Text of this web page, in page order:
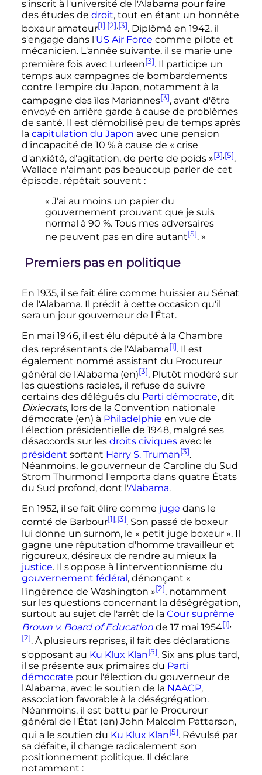
s'inscrit à l'université de l'Alabama pour faire
des études de droit, tout en étant un honnête
boxeur amateur[1],[2],[3]. Diplômé en 1942, il
s'engage dans l'US Air Force comme pilote et
mécanicien. L'année suivante, il se marie une
première fois avec Lurleen[3]. Il participe un
temps aux campagnes de bombardements
contre l'empire du Japon, notamment à la
campagne des îles Mariannes[3], avant d'être
envoyé en arrière garde à cause de problèmes
de santé. Il est démobilisé peu de temps après
la capitulation du Japon avec une pension
d'incapacité de 10 % à cause de « crise
d'anxiété, d'agitation, de perte de poids »[3],[5].
Wallace n'aimant pas beaucoup parler de cet
épisode, répétait souvent :
« J'ai au moins un papier du
gouvernement prouvant que je suis
normal à 90 %. Tous mes adversaires
ne peuvent pas en dire autant[5]. »
Premiers pas en politique
En 1935, il se fait élire comme huissier au Sénat
de l'Alabama. Il prédit à cette occasion qu'il
sera un jour gouverneur de l'État.
En mai 1946, il est élu député à la Chambre
des représentants de l'Alabama[1]. Il est
également nommé assistant du Procureur
général de l'Alabama (en)[3]. Plutôt modéré sur
les questions raciales, il refuse de suivre
certains des délégués du Parti démocrate, dit
Dixiecrats, lors de la Convention nationale
démocrate (en) à Philadelphie en vue de
l'élection présidentielle de 1948, malgré ses
désaccords sur les droits civiquesavec le
président sortant Harry S. Truman[3].
Néanmoins, le gouverneur de Caroline du Sud
Strom Thurmond l'emporta dans quatre États
du Sud profond, dont l'Alabama.
En 1952, il se fait élire comme juge dans le
comté de Barbour[1],[3]. Son passé de boxeur
lui donne un surnom, le « petit juge boxeur ». Il
gagne une réputation d'homme travailleur et
rigoureux, désireux de rendre au mieux la
justice. Il s'oppose à l'interventionnisme du
gouvernement fédéral, dénonçant «
l'ingérence de Washington »[2], notamment
sur les questions concernant la déségrégation,
surtout au sujet de l'arrêt de la Cour suprême
Brown v. Board of Educationde 17 mai 1954[1],
[2]. À plusieurs reprises, il fait des déclarations
s'opposant au Ku Klux Klan[5]. Six ans plus tard,
il se présente aux primaires du Parti
démocrate pour l'élection du gouverneur de
l'Alabama, avec le soutien de la NAACP,
association favorable à la déségrégation.
Néanmoins, il est battu par le Procureur
général de l'État (en) John Malcolm Patterson,
qui a le soutien du Ku Klux Klan[5]. Révulsé par
sa défaite, il change radicalement son
positionnement politique. Il déclare
notamment :